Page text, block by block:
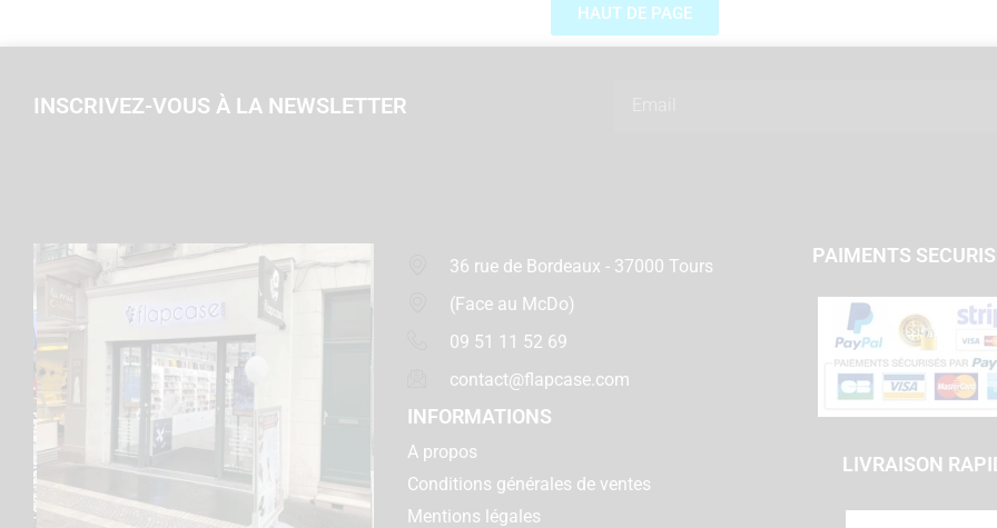
HAUT DE PAGE
INSCRIVEZ-VOUS À LA NEWSLETTER
36 rue de Bordeaux - 37000 Tours
(Face au McDo)
09 51 11 52 69
contact@flapcase.com
INFORMATIONS
A propos
Conditions générales de ventes
Mentions légales
PAIMENTS
LIVRAISON